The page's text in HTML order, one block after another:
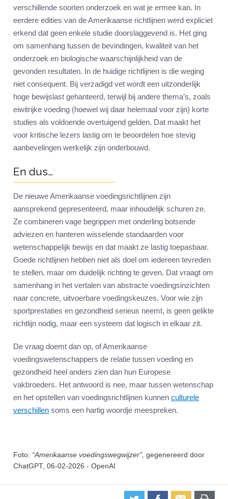
verschillende soorten onderzoek en wat je ermee kan. In
eerdere edities van de Amerikaanse richtlijnen werd expliciet
erkend dat geen enkele studie doorslaggevend is. Het ging
om samenhang tussen de bevindingen, kwaliteit van het
onderzoek en biologische waarschijnlijkheid van de
gevonden resultaten. In de huidige richtlijnen is die weging
niet consequent. Bij verzadigd vet wordt een uitzonderlijk
hoge bewijslast gehanteerd, terwijl bij andere thema’s, zoals
eiwitrijke voeding (hoewel wij daar helemaal voor zijn) korte
studies als voldoende overtuigend gelden. Dat maakt het
voor kritische lezers lastig om te beoordelen hoe stevig
aanbevelingen werkelijk zijn onderbouwd.
En dus…
De nieuwe Amerikaanse voedingsrichtlijnen zijn
aansprekend gepresenteerd, maar inhoudelijk schuren ze.
Ze combineren vage begrippen met onderling botsende
adviezen en hanteren wisselende standaarden voor
wetenschappelijk bewijs en dat maakt ze lastig toepasbaar.
Goede richtlijnen hebben niet als doel om iedereen tevreden
te stellen, maar om duidelijk richting te geven. Dat vraagt om
samenhang in het vertalen van abstracte voedingsinzichten
naar concrete, uitvoerbare voedingskeuzes. Voor wie zijn
sportprestaties en gezondheid serieus neemt, is geen gelikte
richtlijn nodig, maar een systeem dat logisch in elkaar zit.
De vraag doemt dan op, of Amerikaanse
voedingswetenschappers de relatie tussen voeding en
gezondheid heel anders zien dan hun Europese
vakbroeders. Het antwoord is nee, maar tussen wetenschap
en het opstellen van voedingsrichtlijnen kunnen culturele
verschillen soms een hartig woordje meespreken.
Foto: “Amerikaanse voedingswegwijzer”, gegenereerd door
ChatGPT, 06-02-2026 - OpenAI